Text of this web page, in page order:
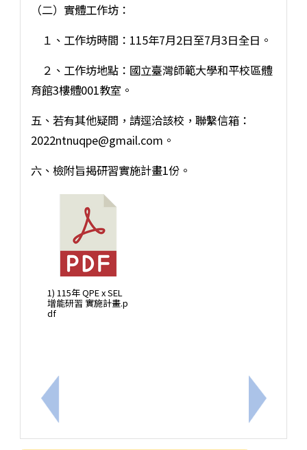
上一筆：轉知國立臺灣師範大學辦理「2026教育部
（二）實體工作坊：
１、工作坊時間：115年7月2日至7月3日全日。
２、工作坊地點：國立臺灣師範大學和平校區體
育館3樓體001教室。
五、若有其他疑問，請逕洽該校，聯繫信箱：
2022ntnuqpe@gmail.com。
六、檢附旨揭研習實施計畫1份。
1) 115年 QPE x SEL
增能研習 實施計畫.p
df
下一筆：